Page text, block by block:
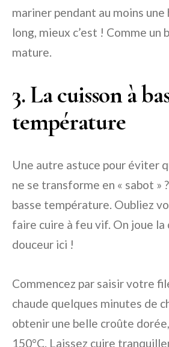
mariner pendant au moins une
long, mieux c’est ! Comme un
mature.
3. La cuisson à
température
Une autre astuce pour éviter
ne se transforme en « sabot »
basse température. Oubliez
faire cuire à feu vif. On joue la
douceur ici !
Commencez par saisir votre
chaude quelques minutes de
obtenir une belle croûte
150°C. Laissez cuire